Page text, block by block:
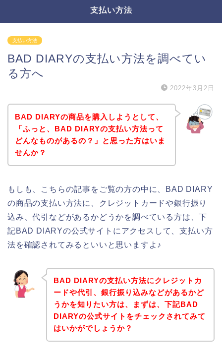
支払い方法
支払い方法
BAD DIARYの支払い方法を調べてい
る方へ
2022年3月2日
BAD DIARYの商品を購入しようとして、
「ふっと、BAD DIARYの支払い方法って
どんなものがあるの？」と思った方はいま
せんか？
もしも、こちらの記事をご覧の方の中に、BAD DIARY
の商品の支払い方法に、クレジットカードや銀行振り
込み、代引などがあるかどうかを調べている方は、下
記BAD DIARYの公式サイトにアクセスして、支払い方
法を確認されてみるといいと思いますよ♪
BAD DIARYの支払い方法にクレジットカ
ードや代引、銀行振り込みなどがあるかど
うかを知りたい方は、まずは、下記BAD
DIARYの公式サイトをチェックされてみて
はいかがでしょうか？